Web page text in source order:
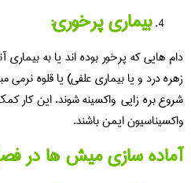
بیماری پرخوری:
دام هایی که پرخور بوده اند یا به
شروع بره زایی واکسینه شوند. این کار
واکسیناسیون ایمن باشند.
آماده سازی میش ها در